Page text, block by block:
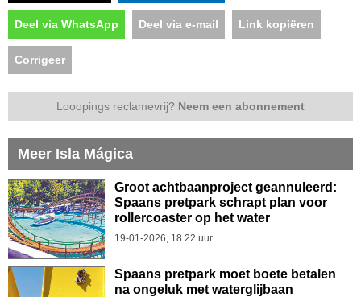
Deel via WhatsApp Deel via e-mail Link kopiëren
Corrigeer
Looopings reclamevrij? Neem een abonnement
Meer Isla Mágica
Groot achtbaanproject geannuleerd:
Spaans pretpark schrapt plan voor
rollercoaster op het water
19-01-2026, 18.22 uur
Spaans pretpark moet boete betalen
na ongeluk met waterglijbaan